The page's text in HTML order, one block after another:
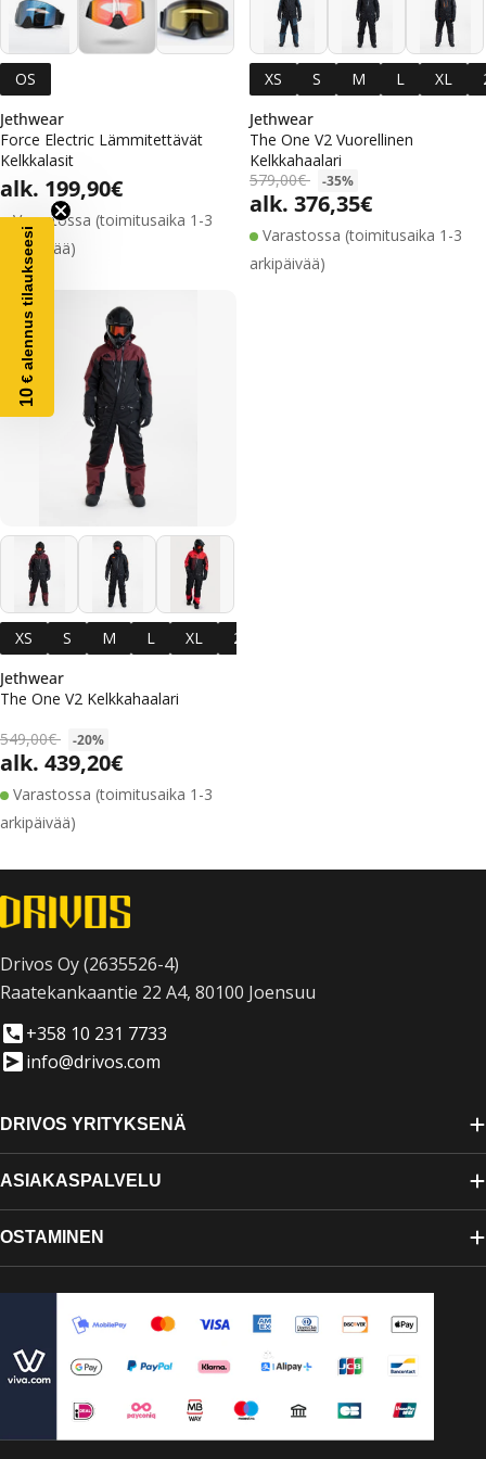
Tutustu
Jethwearin uusimpiin tuotteisiinja hanki
kauden kuumimmat varusteet
Drivosilta
– nopeasti
ja kilpailukykyiseen hintaan.
OS
Jethwear
Force Electric Lämmitettävät
Kelkkalasit
Normaalihinta
alk. 199,90€ Alennushinta
Normaalihinta
Varastossa (toimitusaika 1-3
arkipäivää)
XS S M L XL
Jethwear
The One V2 Vuorellinen
Kelkkahaalari
Alennushinta
alk. 376,35€
Normaalihinta
579,00€ -35%
Varastossa (toimitusaika 1-3
arkipäivää)
XS S M L XL 2XL
Jethwear
The One V2 Kelkkahaalari
Alennushinta
alk. 439,20€
Normaalihinta
549,00€ -20%
Varastossa (toimitusaika 1-3
arkipäivää)
Drivos Oy (2635526-4)
Raatekankaantie 22 A4, 80100 Joensuu
+358 10 231 7733
info@drivos.com
DRIVOS YRITYKSENÄ
ASIAKASPALVELU
OSTAMINEN
10
€ alennus tilaukseesi